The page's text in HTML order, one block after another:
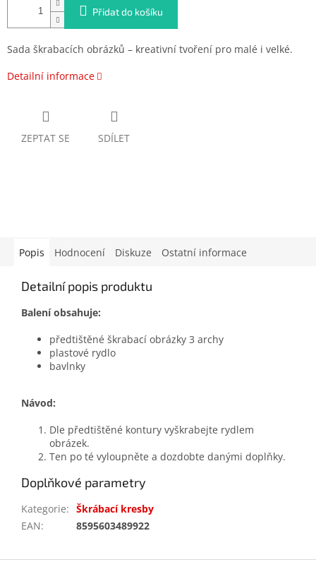
Přidat do košíku
Sada škrabacích obrázků – kreativní tvoření pro malé i velké.
Detailní informace
ZEPTAT SE SDÍLET
Popis Hodnocení Diskuze Ostatní informace
Detailní popis produktu
Balení obsahuje:
předtištěné škrabací obrázky 3 archy
plastové rydlo
bavlnky
Návod:
Dle předtištěné kontury vyškrabejte rydlem
obrázek.
Ten po té vyloupněte a dozdobte danými doplňky.
Doplňkové parametry
Kategorie: Škrábací kresby
EAN: 8595603489922